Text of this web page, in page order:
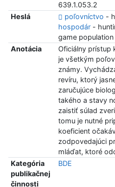
639.1.053.2
Heslá
poľovníctvo -
hospodár-
game population
Anotácia
Oficiálny prístup
je všetkým
známy.
revíru, ktorý
zaručujúce
takého a stavy
zaistiť súlad
tomu je nutné
koeficient
zodpovedajúci
mláďat, ktoré
Kategória
publikačnej
činnosti
BDE